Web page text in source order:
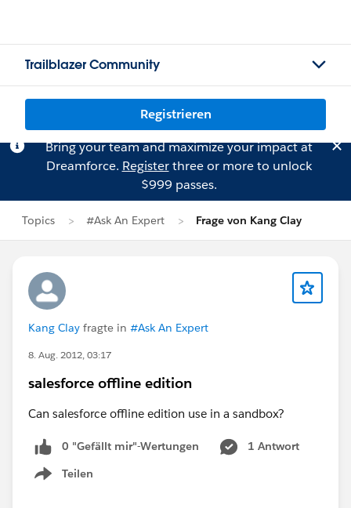
Trailblazer Community
Registrieren
Bring your team and maximize your impact at
Dreamforce. Registerthree or more to unlock
$999 passes.
Topics #Ask An Expert Frage von Kang Clay
Kang Clay fragte in #Ask An Expert
8. Aug. 2012, 03:17
salesforce offline edition
Can salesforce offline edition use in a sandbox?
0 "Gefällt mir"-Wertungen
1 Antwort
Teilen
Show menu